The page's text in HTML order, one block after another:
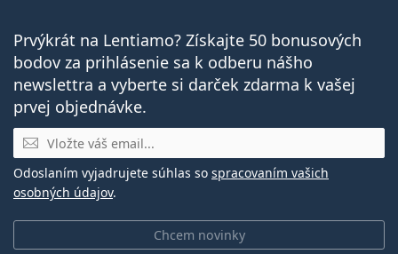
Prvýkrát na Lentiamo? Získajte 50 bonusových
bodov za prihlásenie sa k odberu nášho
newslettra a vyberte si darček zdarma k vašej
prvej objednávke.
E-mail
Chcem novinky
Odoslaním vyjadrujete súhlas so spracovaním vašich
osobných údajov.